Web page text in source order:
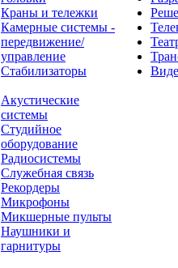
Краны и тележки
Камерные системы -
передвижение/
управление
Стабилизаторы
Акустические
системы
Студийное
оборудование
Радиосистемы
Служебная связь
Рекордеры
Микрофоны
Микшерные пульты
Наушники и
гарнитуры